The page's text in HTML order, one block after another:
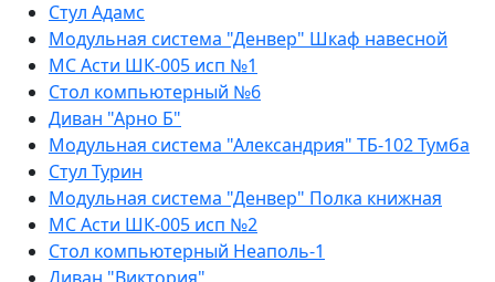
Стул Адамс
Модульная система "Денвер" Шкаф навесной
МС Асти ШК-005 исп №1
Стол компьютерный №6
Диван "Арно Б"
Модульная система "Александрия" ТБ-102 Тумба
Стул Турин
Модульная система "Денвер" Полка книжная
МС Асти ШК-005 исп №2
Стол компьютерный Неаполь-1